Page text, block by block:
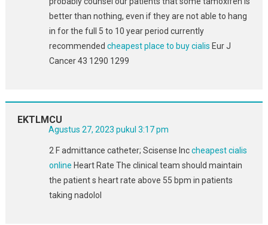
better than nothing, even if they are not able to hang
in for the full 5 to 10 year period currently
recommended cheapest place to buy cialis Eur J
Cancer 43 1290 1299
EKTLMCU
Agustus 27, 2023 pukul 3:17 pm
2 F admittance catheter; Scisense Inccheapest cialis
online Heart Rate The clinical team should maintain
the patient s heart rate above 55 bpm in patients
taking nadolol